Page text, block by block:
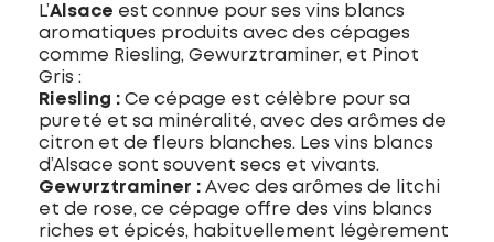
L’Alsace est connue pour ses vins blancs
aromatiques produits avec des cépages
comme Riesling, Gewurztraminer, et Pinot
Gris :
Riesling : Ce cépage est célèbre pour sa
pureté et sa minéralité, avec des arômes de
citron et de fleurs blanches. Les vins blancs
d’Alsace sont souvent secs et vivants.
Gewurztraminer : Avec des arômes de litchi
et de rose, ce cépage offre des vins blancs
riches et épicés, habituellement légèrement